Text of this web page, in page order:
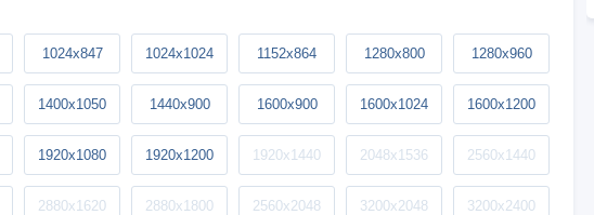
1024x847 1024x1024 1152x864 1280x800 1280x960
1400x1050 1440x900 1600x900 1600x1024 1600x1200
1920x1080 1920x1200 1920x1440 2048x1536 2560x1440
2880x1620 2880x1800 2560x2048 3200x2048 3200x2400